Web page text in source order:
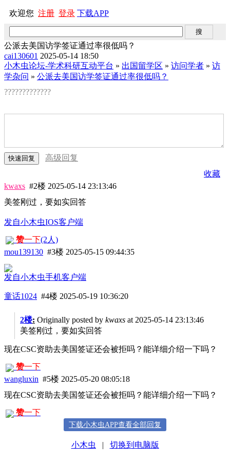
欢迎您 注册 登录 下载APP
公派去美国访学签证通过率很低吗？
cai130601 2025-05-14 18:50
小木虫论坛-学术科研互动平台 » 出国留学区 » 访问学者 » 访
学杂问 » 公派去美国访学签证通过率很低吗？
?????????????
高级回复
收藏
kwaxs #2楼 2025-05-14 23:13:46
美签刚过，要如实回答
发自小木虫IOS客户端
赞一下(2人)
mou139130 #3楼 2025-05-15 09:44:35
发自小木虫手机客户端
童话1024 #4楼 2025-05-19 10:36:20
2楼: Originally posted by kwaxs at 2025-05-14 23:13:46
美签刚过，要如实回答
现在CSC资助去美国签证还会被拒吗？能详细介绍一下吗？
赞一下
wangluxin #5楼 2025-05-20 08:05:18
现在CSC资助去美国签证还会被拒吗？能详细介绍一下吗？
赞一下
下载小木虫APP查看全部回复
小木虫 | 切换到电脑版